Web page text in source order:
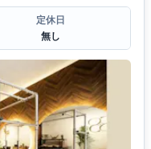
定休日
無し